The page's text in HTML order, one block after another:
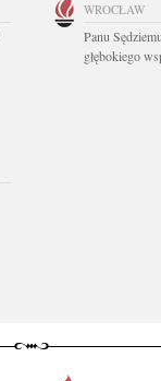
WROCŁAW
Panu
głębokiego